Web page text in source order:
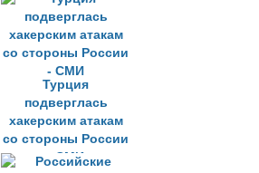
Турция
подверглась
хакерским атакам
со стороны России
- СМИ